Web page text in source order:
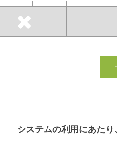
システムの利用にあた